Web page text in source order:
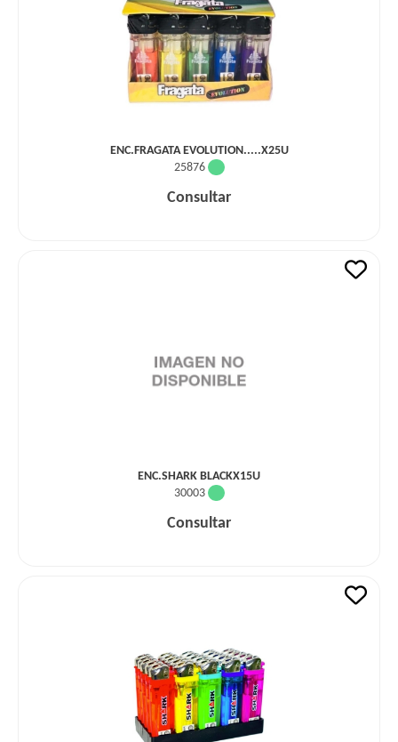
ENC.FRAGATA EVOLUTION.....X25U
25876
Consultar
ENC.SHARK BLACKX15U
30003
Consultar